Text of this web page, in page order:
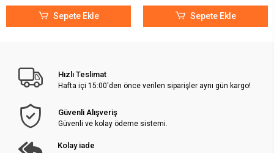
Sepete Ekle Sepete Ekle
Hızlı Teslimat
Hafta içi 15:00'den önce verilen siparişler aynı gün kargo!
Güvenli Alışveriş
Güvenli ve kolay ödeme sistemi.
Kolay iade